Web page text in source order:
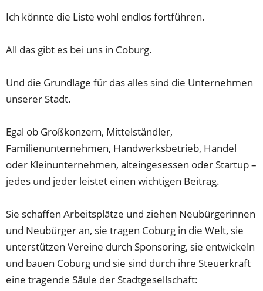
Ich könnte die Liste wohl endlos fortführen.
All das gibt es bei uns in Coburg.
Und die Grundlage für das alles sind die Unternehmen
unserer Stadt.
Egal ob Großkonzern, Mittelständler,
Familienunternehmen, Handwerksbetrieb, Handel
oder Kleinunternehmen, alteingesessen oder Startup –
jedes und jeder leistet einen wichtigen Beitrag.
Sie schaffen Arbeitsplätze und ziehen Neubürgerinnen
und Neubürger an, sie tragen Coburg in die Welt, sie
unterstützen Vereine durch Sponsoring, sie entwickeln
und bauen Coburg und sie sind durch ihre Steuerkraft
eine tragende Säule der Stadtgesellschaft: